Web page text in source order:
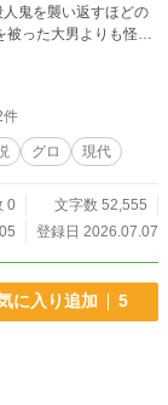
鬼を襲い返すほどの
りも強力な念を持ち。
件
グロ 現代
0
文字数 52,555
登録日 2026.07.07
に入り追加 5